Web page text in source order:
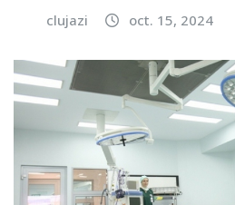
clujazi oct. 15, 2024